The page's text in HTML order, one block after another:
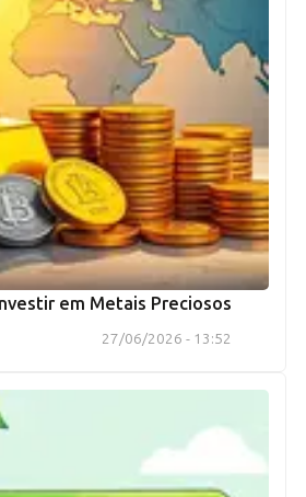
em Metais Preciosos
27/06/2026 - 13:52